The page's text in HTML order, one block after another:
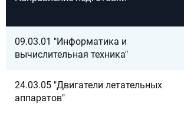
09.03.01 "Информатика и
вычислительная техника"
24.03.05 "Двигатели летательных
аппаратов"